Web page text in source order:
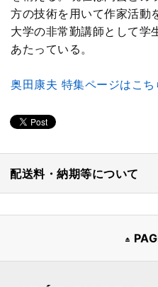
方の技術を用いて作家活動
大学の非常勤講師として学
あたっている。
奥田康夫 特集ページはこ
配送料・納期等について